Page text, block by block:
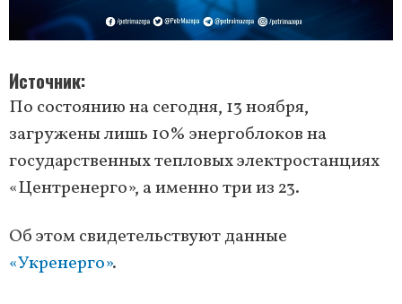
Источник
По состоянию на сегодня, 13 ноября,
загружены лишь 10% энергоблоков на
государственных тепловых электростанциях
«Центренерго», а именно три из 23.
Об этом свидетельствуют данные
«Укренерго».